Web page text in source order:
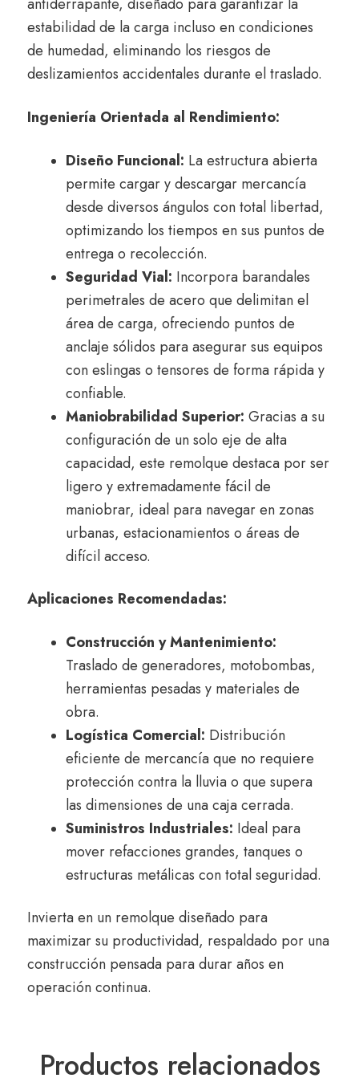
antiderrapante, diseñado para garantizar la
estabilidad de la carga incluso en condiciones
de humedad, eliminando los riesgos de
deslizamientos accidentales durante el traslado.
Ingeniería Orientada al Rendimiento:
Diseño Funcional: La estructura abierta
permite cargar y descargar mercancía
desde diversos ángulos con total libertad,
optimizando los tiempos en sus puntos de
entrega o recolección.
Seguridad Vial: Incorpora barandales
perimetrales de acero que delimitan el
área de carga, ofreciendo puntos de
anclaje sólidos para asegurar sus equipos
con eslingas o tensores de forma rápida y
confiable.
Maniobrabilidad Superior: Gracias a su
configuración de un solo eje de alta
capacidad, este remolque destaca por ser
ligero y extremadamente fácil de
maniobrar, ideal para navegar en zonas
urbanas, estacionamientos o áreas de
difícil acceso.
Aplicaciones Recomendadas:
Construcción y Mantenimiento:
Traslado de generadores, motobombas,
herramientas pesadas y materiales de
obra.
Logística Comercial: Distribución
eficiente de mercancía que no requiere
protección contra la lluvia o que supera
las dimensiones de una caja cerrada.
Suministros Industriales: Ideal para
mover refacciones grandes, tanques o
estructuras metálicas con total seguridad.
Invierta en un remolque diseñado para
maximizar su productividad, respaldado por una
construcción pensada para durar años en
operación continua.
Productos relacionados